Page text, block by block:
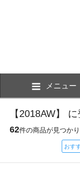
メニュー
【2018AW】
62件の商品が見つか
おす